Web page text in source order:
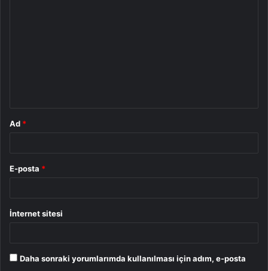
Ad *
E-posta *
İnternet sitesi
Daha sonraki yorumlarımda kullanılması için adım, e-posta